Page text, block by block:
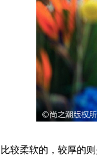
柔软的，较厚的则